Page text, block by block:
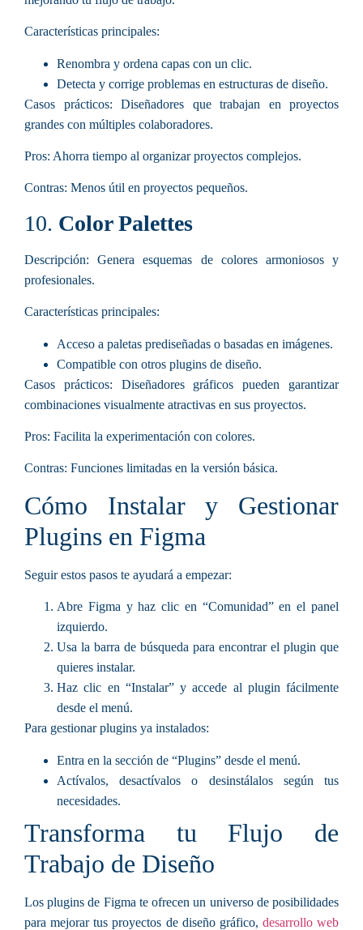
Características principales:
Renombra y ordena capas con un clic.
Detecta y corrige problemas en estructuras de diseño.
Casos prácticos: Diseñadores que trabajan en proyectos
grandes con múltiples colaboradores.
Pros: Ahorra tiempo al organizar proyectos complejos.
Contras: Menos útil en proyectos pequeños.
10. Color Palettes
Descripción: Genera esquemas de colores armoniosos y
profesionales.
Características principales:
Acceso a paletas prediseñadas o basadas en imágenes.
Compatible con otros plugins de diseño.
Casos prácticos: Diseñadores gráficos pueden garantizar
combinaciones visualmente atractivas en sus proyectos.
Pros: Facilita la experimentación con colores.
Contras: Funciones limitadas en la versión básica.
Cómo Instalar y Gestionar
Plugins en Figma
Seguir estos pasos te ayudará a empezar:
Abre Figma y haz clic en “Comunidad” en el panel
izquierdo.
Usa la barra de búsqueda para encontrar el plugin que
quieres instalar.
Haz clic en “Instalar” y accede al plugin fácilmente
desde el menú.
Para gestionar plugins ya instalados:
Entra en la sección de “Plugins” desde el menú.
Actívalos, desactívalos o desinstálalos según tus
necesidades.
Transforma tu Flujo de
Trabajo de Diseño
Los plugins de Figma te ofrecen un universo de posibilidades
para mejorar tus proyectos de diseño gráfico, desarrollo web